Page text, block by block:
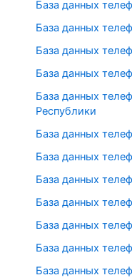
База данных
База данных
База данных
База данных
База данных
Республики
База данных
База данных
База данных
База данных
База данных
База данных
База данных